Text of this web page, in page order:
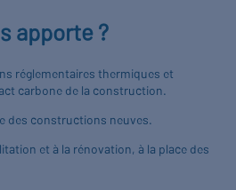
apporte ?
réglementaires thermiques et
carbone de la construction.
des constructions neuves.
et à la rénovation, à la place des